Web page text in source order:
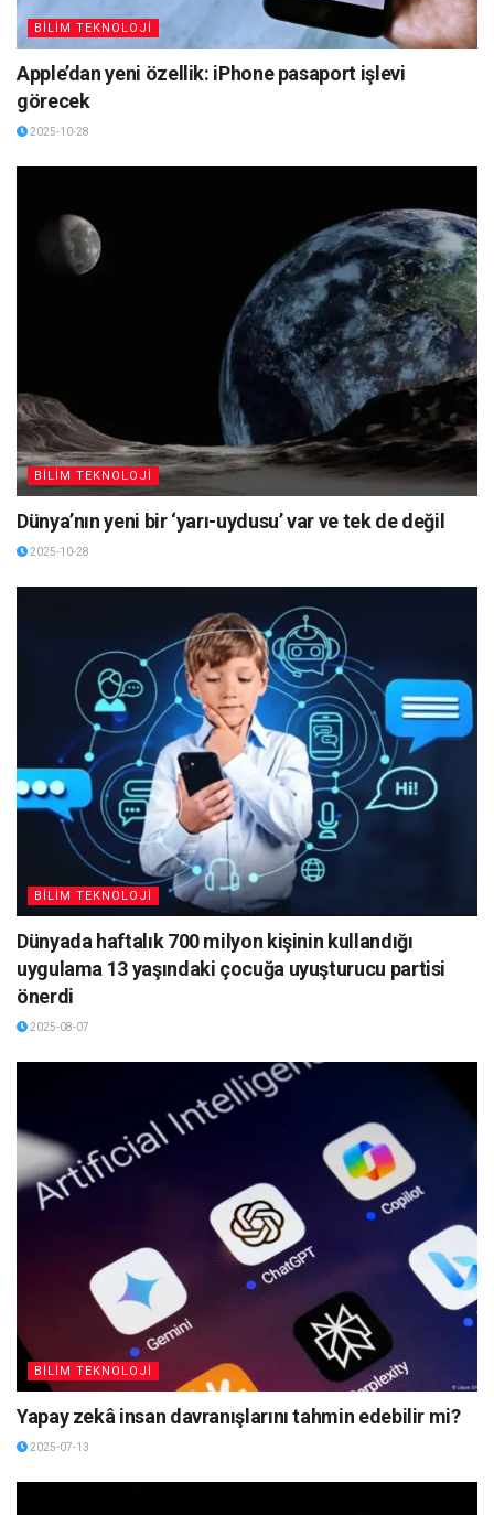
BİLİM TEKNOLOJİ
Apple’dan yeni özellik: iPhone pasaport işlevi
görecek
2025-10-28
BİLİM TEKNOLOJİ
Dünya’nın yeni bir ‘yarı-uydusu’ var ve tek de değil
2025-10-28
BİLİM TEKNOLOJİ
Dünyada haftalık 700 milyon kişinin kullandığı
uygulama 13 yaşındaki çocuğa uyuşturucu partisi
önerdi
2025-08-07
BİLİM TEKNOLOJİ
Yapay zekâ insan davranışlarını tahmin edebilir mi?
2025-07-13